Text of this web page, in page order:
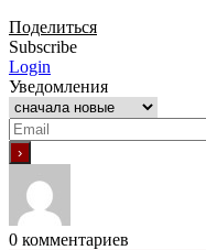
Поделиться
Subscribe
Login
Уведомления
0 комментариев